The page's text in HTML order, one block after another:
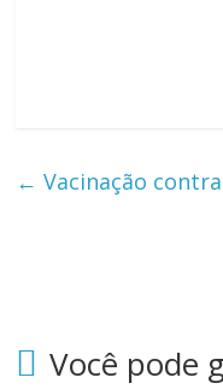
← Vacinação
Você pode